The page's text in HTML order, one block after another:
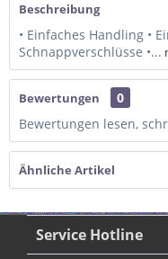
Beschreibung
• Einfaches Handling •
Schnappverschlüsse •...
Bewertungen
0
Bewertungen lesen,
Ähnliche Artikel
Service Hotline